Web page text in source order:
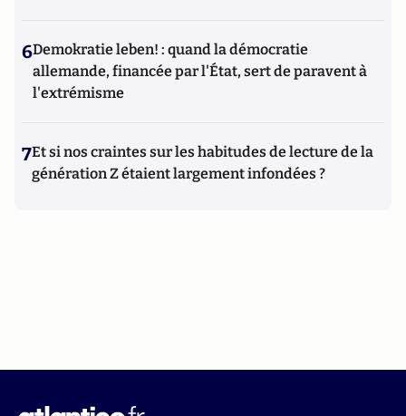
6Demokratie leben! : quand la démocratie
allemande, financée par l'État, sert de paravent à
l'extrémisme
7Et si nos craintes sur les habitudes de lecture de la
génération Z étaient largement infondées ?